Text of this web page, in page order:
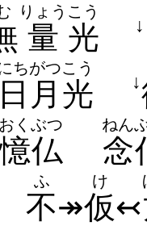
量
りょう
光
こう
↓
日月
ちがつ
光
こう
↓
仏
おくぶつ
念
ねん
不
ふ
↠仮
け
↢